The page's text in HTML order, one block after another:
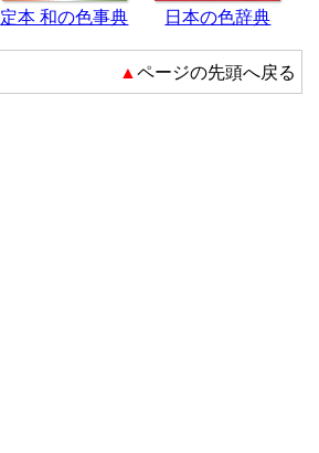
定本 和の色事典 日本の色辞典
▲ページの先頭へ戻る